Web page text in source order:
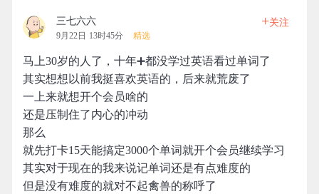
三七六六
9月22日 13时45分 精选
+关注
马上30岁的人了，十年➕都没学过英语看过单词了
其实想想以前我挺喜欢英语的，后来就荒废了
一上来就想开个会员啥的
还是压制住了内心的冲动
那么
就先打卡15天能搞定3000个单词就开个会员继续学习
其实对于现在的我来说记单词还是有点难度的
但是没有难度的就对不起禽兽的称呼了